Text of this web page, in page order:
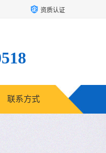
资质认证
联系方式